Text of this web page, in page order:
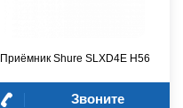
Приёмник Shure SLXD4E H56
Звоните